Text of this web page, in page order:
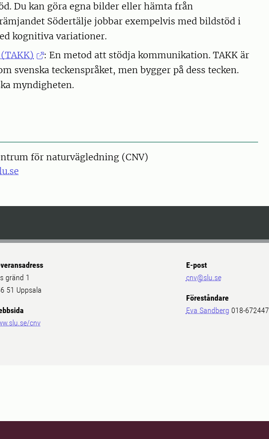
Du kan göra egna bilder eller hämta från
Södertälje jobbar exempelvis med bildstöd i
kognitiva variationer.
: En metod att stödja kommunikation. TAKK är
svenska teckenspråket, men bygger på dess tecken.
myndigheten.
för naturvägledning (CNV)
gränd 1
51 Uppsala
cnv
E-post
cnv@slu.se
Föreståndare
Eva Sandberg 018-672447